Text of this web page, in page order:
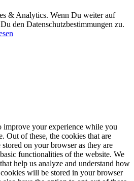
& Analytics. Wenn Du weiter auf
den Datenschutzbestimmungen zu.
improve your experience while you
Out of these, the cookies that are
stored on your browser as they are
functionalities of the website. We
help us analyze and understand how
will be stored in your browser